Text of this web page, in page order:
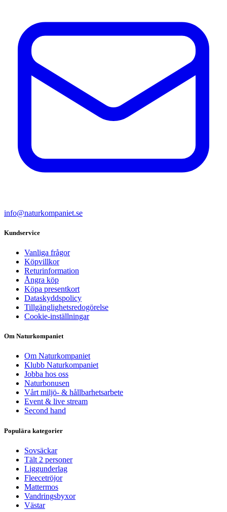
info@naturkompaniet.se
Kundservice
Vanliga frågor
Köpvillkor
Returinformation
Ångra köp
Köpa presentkort
Dataskyddspolicy
Tillgänglighetsredogörelse
Cookie-inställningar
Om Naturkompaniet
Om Naturkompaniet
Klubb Naturkompaniet
Jobba hos oss
Naturbonusen
Vårt miljö- & hållbarhetsarbete
Event & live stream
Second hand
Populära kategorier
Sovsäckar
Tält 2 personer
Liggunderlag
Fleecetröjor
Mattermos
Vandringsbyxor
Västar